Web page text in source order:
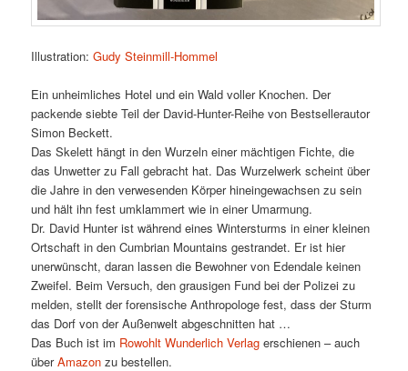
Illustration:Gudy Steinmill-Hommel
Ein unheimliches Hotel und ein Wald voller Knochen. Der
packende siebte Teil der David-Hunter-Reihe von Bestsellerautor
Simon Beckett.
Das Skelett hängt in den Wurzeln einer mächtigen Fichte, die
das Unwetter zu Fall gebracht hat. Das Wurzelwerk scheint über
die Jahre in den verwesenden Körper hineingewachsen zu sein
und hält ihn fest umklammert wie in einer Umarmung.
Dr. David Hunter ist während eines Wintersturms in einer kleinen
Ortschaft in den Cumbrian Mountains gestrandet. Er ist hier
unerwünscht, daran lassen die Bewohner von Edendale keinen
Zweifel. Beim Versuch, den grausigen Fund bei der Polizei zu
melden, stellt der forensische Anthropologe fest, dass der Sturm
das Dorf von der Außenwelt abgeschnitten hat …
Das Buch ist im Rowohlt Wunderlich Verlagerschienen – auch
überAmazonzu bestellen.